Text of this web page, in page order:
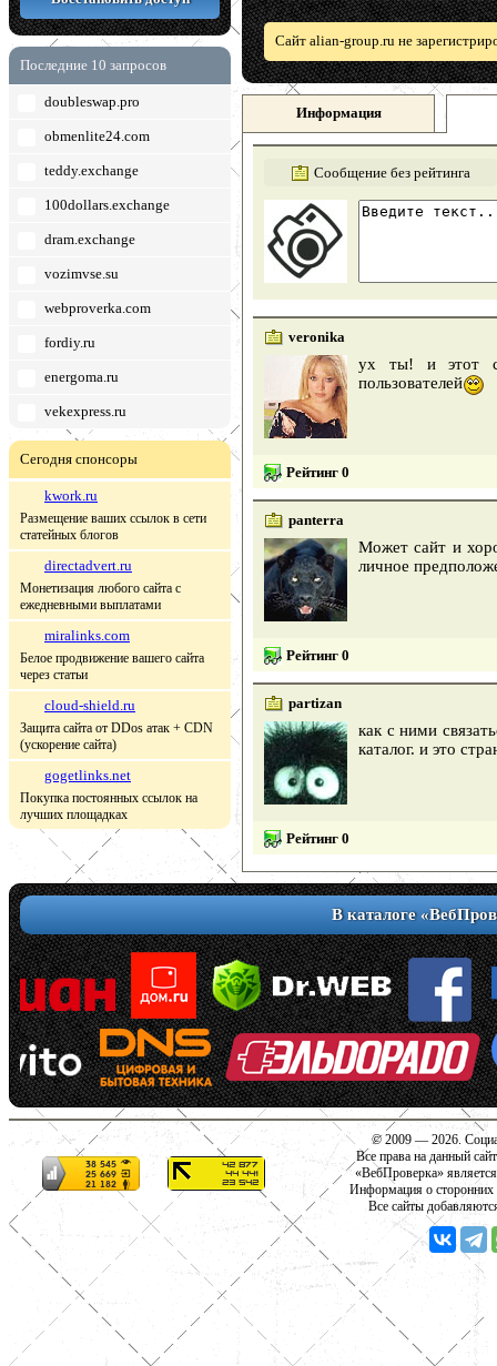
Последние 10 запросов
doubleswap.pro
obmenlite24.com
teddy.exchange
100dollars.exchange
dram.exchange
vozimvse.su
webproverka.com
fordiy.ru
energoma.ru
vekexpress.ru
Сегодня спонсоры
kwork.ru
Размещение ваших ссылок в сети
статейных блогов
directadvert.ru
Монетизация любого сайта с
ежедневными выплатами
miralinks.com
Белое продвижение вашего сайта
через статьи
cloud-shield.ru
Защита сайта от DDos атак + CDN
(ускорение сайта)
gogetlinks.net
Покупка постоянных ссылок на
лучших площадках
Сайт alian-group.ru не
Информация
Сообщение без рейтинга
veronika
ух ты! и этот
пользователей
Рейтинг 0
panterra
Может сайт и
личное
Рейтинг 0
partizan
как с ними
каталог. и это
Рейтинг 0
В каталоге
© 2009 — 2026.
Все права на данный
«ВебПроверка»
Информация о сторонних
Все сайты